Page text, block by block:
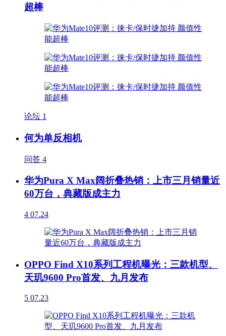
超棒
论坛 1
何为单反相机
问答 4
华为Pura X Max阔折叠热销：上市三月销量近
60万台，典藏版成主力
4 07.24
OPPO Find X10系列工程机曝光：三款机型、
天玑9600 Pro首发、九月发布
5 07.23